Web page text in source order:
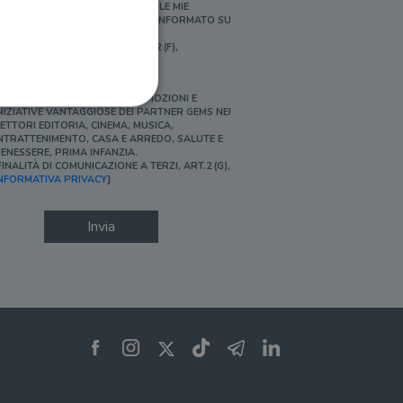
PERSONALIZZATE E IN LINEA CON LE MIE
ABITUDINI DI ACQUISTO, ESSERE INFORMATO SU
[FINALITÀ DI PROFILAZIONE, ART.2 (F),
SÌ, DESIDERO ACCEDERE A PROMOZIONI E
VANTAGGIOSE DEI PARTNER GEMS NEI
EDITORIA, CINEMA, MUSICA,
CASA E ARREDO, SALUTE E
PRIMA INFANZIA.
DI COMUNICAZIONE A TERZI, ART.2 (G),
PRIVACY]
Invia
dell'account. Il sito
per il dominio corrente.